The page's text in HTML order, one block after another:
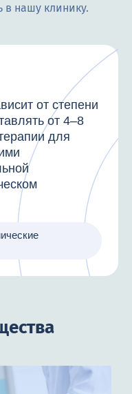
в нашу клинику.
от степени
от 4–8
для